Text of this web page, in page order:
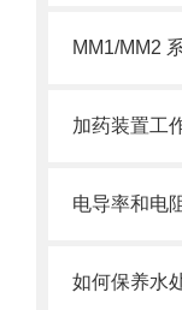
加药装置工
电导率和电
如何保养水